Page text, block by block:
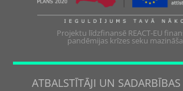
Projektu līdzfinansē REACT-EU
pandēmijas krīzes seku
ATBALSTĪTĀJI UN